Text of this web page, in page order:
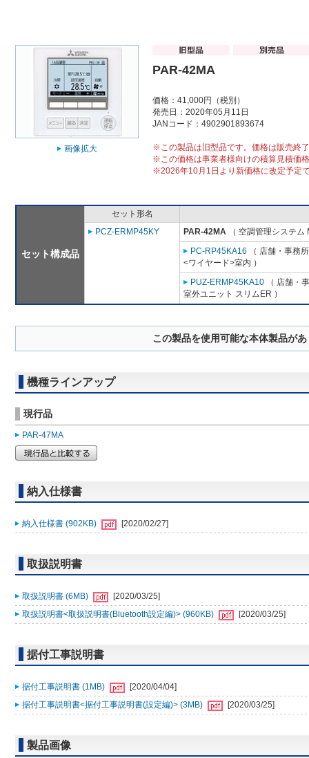
画像拡大
PAR-42MA
価格：41,000円（税別）
発売日：2020年05月11日
JANコード：4902901893674
※この製品は旧型品です。価格は販売終
※この価格は事業者様向けの積算見積価
※2026年10月1日より新価格に改定予定
セット構成品
セット形名
PCZ-ERMP45KY
PAR-42MA （ 空調管理システム
PC-RP45KA16 （ 店舗・事務
<ワイヤード>室内 ）
PUZ-ERMP45KA10 （ 店舗・
室外ユニット スリムER ）
この製品を使用可能な本体製品が
機種ラインアップ
現行品
PAR-47MA
納入仕様書
納入仕様書 (902KB) [2020/02/27]
取扱説明書
取扱説明書 (6MB)
[2020/03/25]
取扱説明書<取扱説明書(Bluetooth設定編)> (960KB)
[2020/03/25]
据付工事説明書
据付工事説明書 (1MB)
[2020/04/04]
据付工事説明書<据付工事説明書(設定編)> (3MB)
[2020/03/25]
製品画像